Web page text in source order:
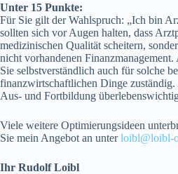
Unter 15 Punkte:
Für Sie gilt der Wahlspruch: „Ich bin
sollten sich vor Augen halten, dass
medizinischen Qualität scheitern,
nicht vorhandenen
Sie selbstverständlich auch für solche
finanzwirtschaftlichen Dinge zuständig.
Aus- und Fortbildung
Viele weitere Optimierungsideen
Sie mein Angebot an unterloibl@loibl-
Ihr Rudolf Loibl